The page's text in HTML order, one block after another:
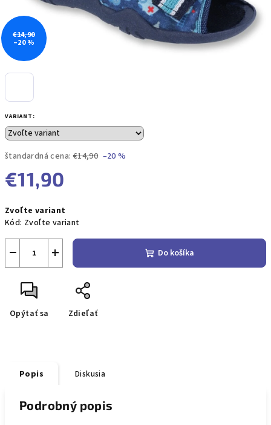
VARIANT:
štandardná cena: €14,90 –20 %
€11,90
cena:
Zvoľte variant
Kód: Zvoľte variant
+
− Do košíka
Opýtať sa Zdieľať
€14,90
–20 %
Popis Diskusia
Podrobný popis